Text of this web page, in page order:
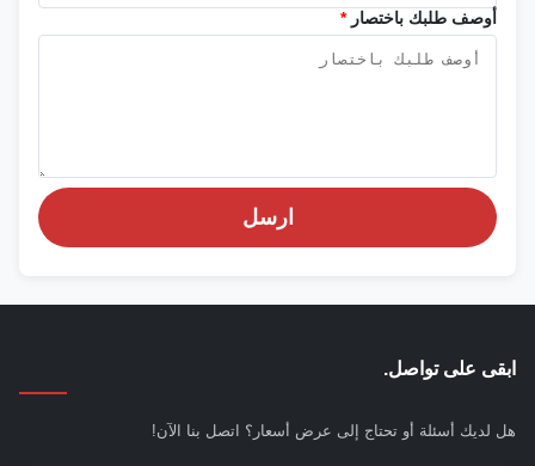
أوصف طلبك باختصار*
ارسل
ابقى على تواصل.
هل لديك أسئلة أو تحتاج إلى عرض أسعار؟ اتصل بنا الآن!